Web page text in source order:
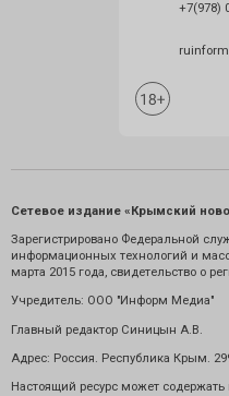
+7(978)
Сетевое издание «Крымский
Зарегистрировано Федеральной
информационных технологий и
марта 2015 года, свидетельство о
Учредитель: ООО "Информ Медиа"
Главный редактор Синицын А.В.
Адрес: Россия. Республика Крым.
Настоящий ресурс может